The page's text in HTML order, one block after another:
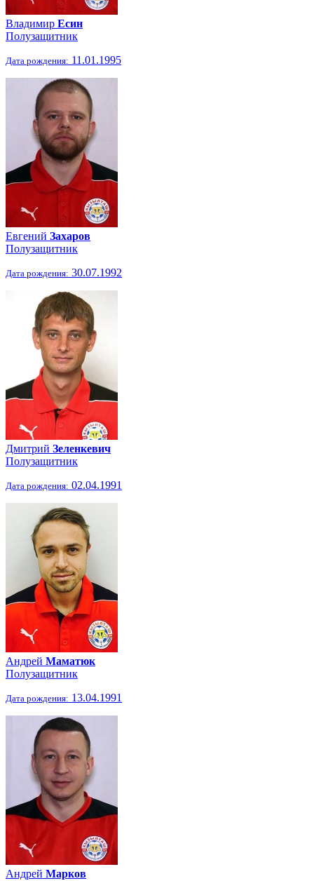
Владимир Есин
Полузащитник
Дата рождения: 11.01.1995
Евгений Захаров
Полузащитник
Дата рождения: 30.07.1992
Дмитрий Зеленкевич
Полузащитник
Дата рождения: 02.04.1991
Андрей Маматюк
Полузащитник
Дата рождения: 13.04.1991
Андрей Марков